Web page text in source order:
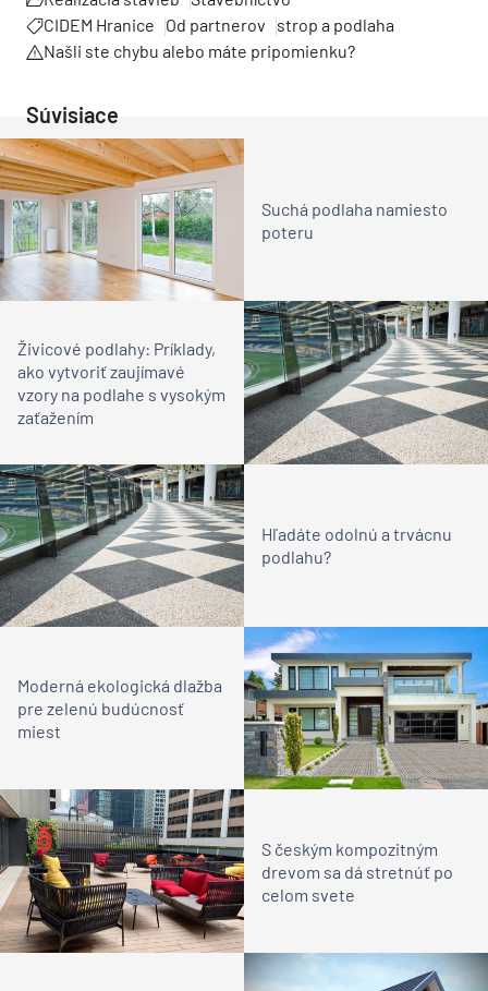
CIDEM Hranice
Od partnerov
strop a podlaha
Našli ste chybu alebo máte pripomienku?
Súvisiace
Suchá podlaha namiesto
poteru
Živicové podlahy: Príklady,
ako vytvoriť zaujímavé
vzory na podlahe s vysokým
zaťažením
Hľadáte odolnú a trvácnu
podlahu?
Moderná ekologická dlažba
pre zelenú budúcnosť
miest
S českým kompozitným
drevom sa dá stretnúť po
celom svete